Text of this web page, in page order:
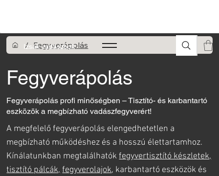
Izsák vadászbolt
/ Fegyverápolás
Fegyverápolás
Fegyverápolás profi minőségben – Tisztító- és karbantartó
eszközök a megbízható vadászfegyverért!
A megfelelő fegyverápolás elengedhetetlen a
megbízható működéshez és a hosszú élettartamhoz.
Kínálatunkban megtalálhatókfegyvertisztító készletek,
tisztító pálcák,fegyverolajok, karbantartó eszközök és